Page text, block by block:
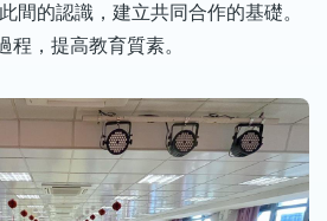
間的認識，建立共同合作的基礎。
程，提高教育質素。